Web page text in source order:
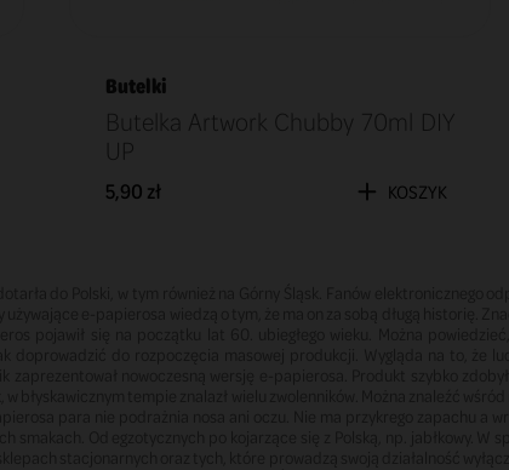
Butelki
Butelka Artwork Chubby 70ml DIY
UP
5,90 zł KOSZYK